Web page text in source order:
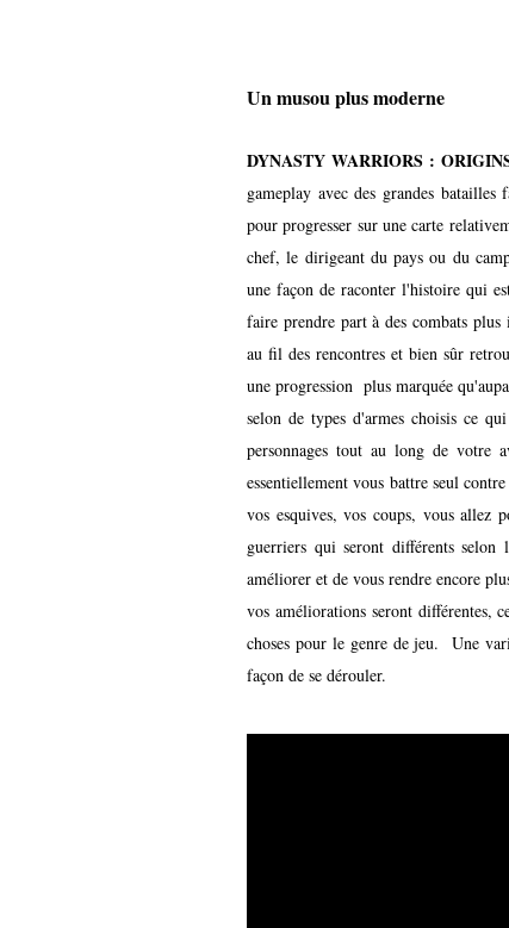
Un musou plus moderne
DYNASTY WARRIORS :
gameplay avec des grandes batailles
pour progresser sur une carte
chef, le dirigeant du pays ou du
une façon de raconter l'histoire qui
faire prendre part à des combats
au fil des rencontres et bien sûr
une progression plus marquée
selon de types d'armes choisis ce
personnages tout au long de votre
essentiellement vous battre seul
vos esquives, vos coups, vous allez
guerriers qui seront différents
améliorer et de vous rendre encore
vos améliorations seront différentes,
choses pour le genre de jeu. Une
façon de se dérouler.